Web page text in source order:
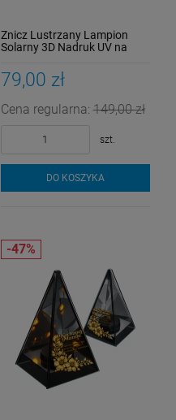
Znicz Lustrzany Lampion
Solarny 3D Nadruk UV na
79,00 zł
Cena regularna:149,00 zł
szt.
DO KOSZYKA